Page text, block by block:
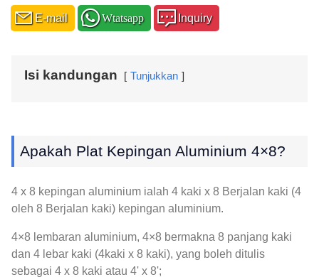
E-mail Wtatsapp Inquiry
Isi kandungan Tunjukkan
Apakah Plat Kepingan Aluminium 4×8?
4 x 8 kepingan aluminium ialah 4 kaki x 8 Berjalan kaki (4
oleh 8 Berjalan kaki) kepingan aluminium.
4×8 lembaran aluminium, 4×8 bermakna 8 panjang kaki
dan 4 lebar kaki (4kaki x 8 kaki), yang boleh ditulis
sebagai 4 x 8 kaki atau 4' x 8';